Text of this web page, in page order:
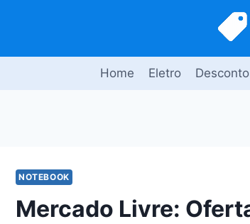
Home Eletro
NOTEBOOK
Mercado Livre: